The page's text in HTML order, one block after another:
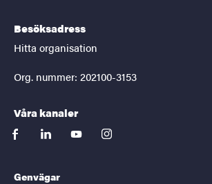
Besöksadress
Hitta organisation
Org. nummer: 202100-3153
Våra kanaler
facebooklinkedinyoutubeinstagram
Genvägar